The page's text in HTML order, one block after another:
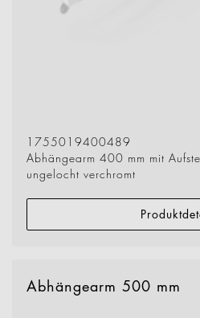
1755019400489
Abhängearm 400 mm mit
ungelocht verchromt
Abhängearm 500 mm